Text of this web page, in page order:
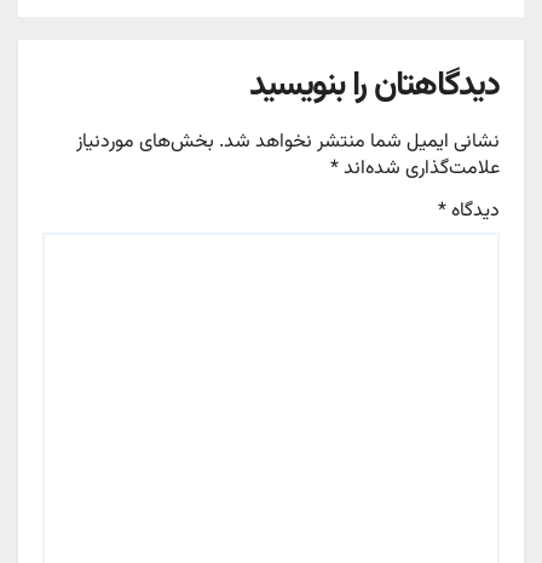
دیدگاهتان را بنویسید
نشانی ایمیل شما منتشر نخواهد شد. بخش‌های موردنیاز
علامت‌گذاری شده‌اند*
دیدگاه*